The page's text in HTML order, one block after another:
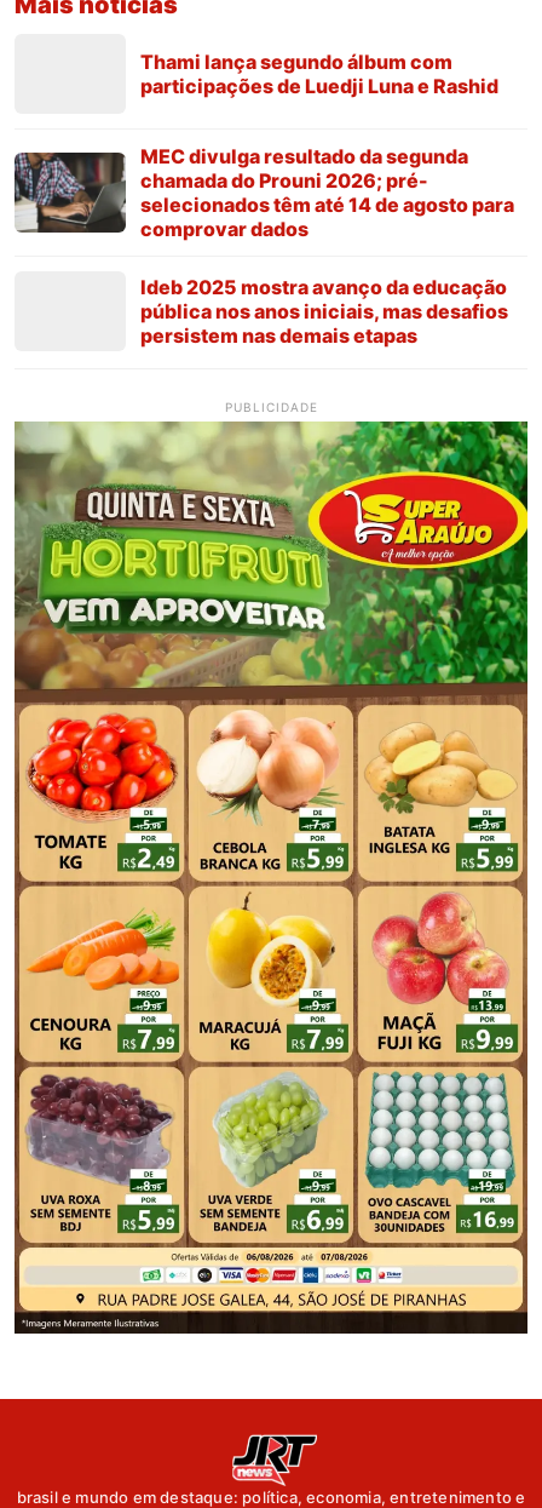
Thami lança segundo álbum com
participações de Luedji Luna e Rashid
MEC divulga resultado da segunda
chamada do Prouni 2026; pré-
selecionados têm até 14 de agosto para
comprovar dados
Ideb 2025 mostra avanço da educação
pública nos anos iniciais, mas desafios
persistem nas demais etapas
PUBLICIDADE
brasil e mundo em destaque: política, economia, entretenimento e